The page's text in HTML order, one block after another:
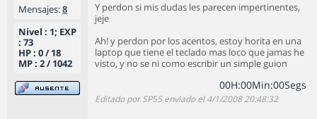
Mensajes:8
Nivel : 1; EXP
: 73
HP : 0 / 18
MP : 2 / 1042
Y perdon si mis dudas les parecen impertinentes,
jeje
Ah! y perdon por los acentos, estoy horita en una
laptop que tiene el teclado mas loco que jamas he
visto, y no se ni como escribir un simple guion
00H:00Min:00Segs
Editado por SP55 enviado el 4/1/2008 20:48:32